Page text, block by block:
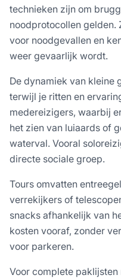
technieken zijn om
noodprotocollen gelden.
voor noodgevallen en
weer gevaarlijk wordt.
De dynamiek van kleine
terwijl je ritten en
medereizigers, waarbij
het zien van luiaards of
waterval. Vooral
directe sociale groep.
Tours omvatten
verrekijkers of
snacks afhankelijk van
kosten vooraf, zonder
voor parkeren.
Voor complete